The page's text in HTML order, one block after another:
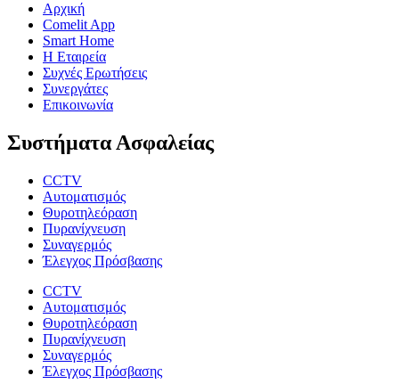
Αρχική
Comelit App
Smart Home
Η Εταιρεία
Συχνές Ερωτήσεις
Συνεργάτες
Επικοινωνία
Συστήματα Ασφαλείας
CCTV
Αυτοματισμός
Θυροτηλεόραση
Πυρανίχνευση
Συναγερμός
Έλεγχος Πρόσβασης
CCTV
Αυτοματισμός
Θυροτηλεόραση
Πυρανίχνευση
Συναγερμός
Έλεγχος Πρόσβασης